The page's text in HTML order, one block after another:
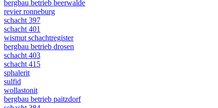
bergbau betrieb beerwalde
revier ronneburg
schacht 397
schacht 401
wismut schachtregister
bergbau betrieb drosen
schacht 403
schacht 415
sphalerit
sulfid
wollastonit
bergbau betrieb paitzdorf